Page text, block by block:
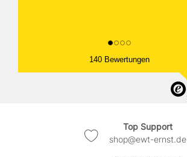
140 Bewertungen
Top Support
shop@ewt-ernst.de